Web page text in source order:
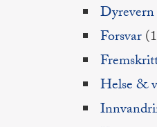
Dyrevern
Forsvar
Helse &